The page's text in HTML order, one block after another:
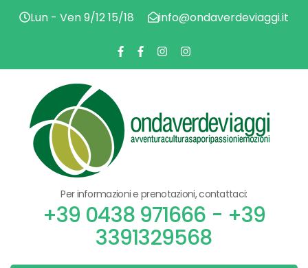
Lun - Ven 9/12 15/18 info@ondaverdeviaggi.it
Per informazioni e prenotazioni, contattaci:
+39 0438 971666 - +39
3391329568